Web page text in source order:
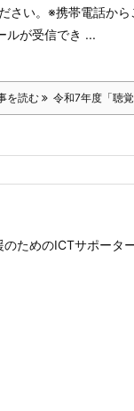
さい。 ※携帯電話から
ルが受信でき ...
を読む 令和7年度「聴覚
のためのICTサポータ